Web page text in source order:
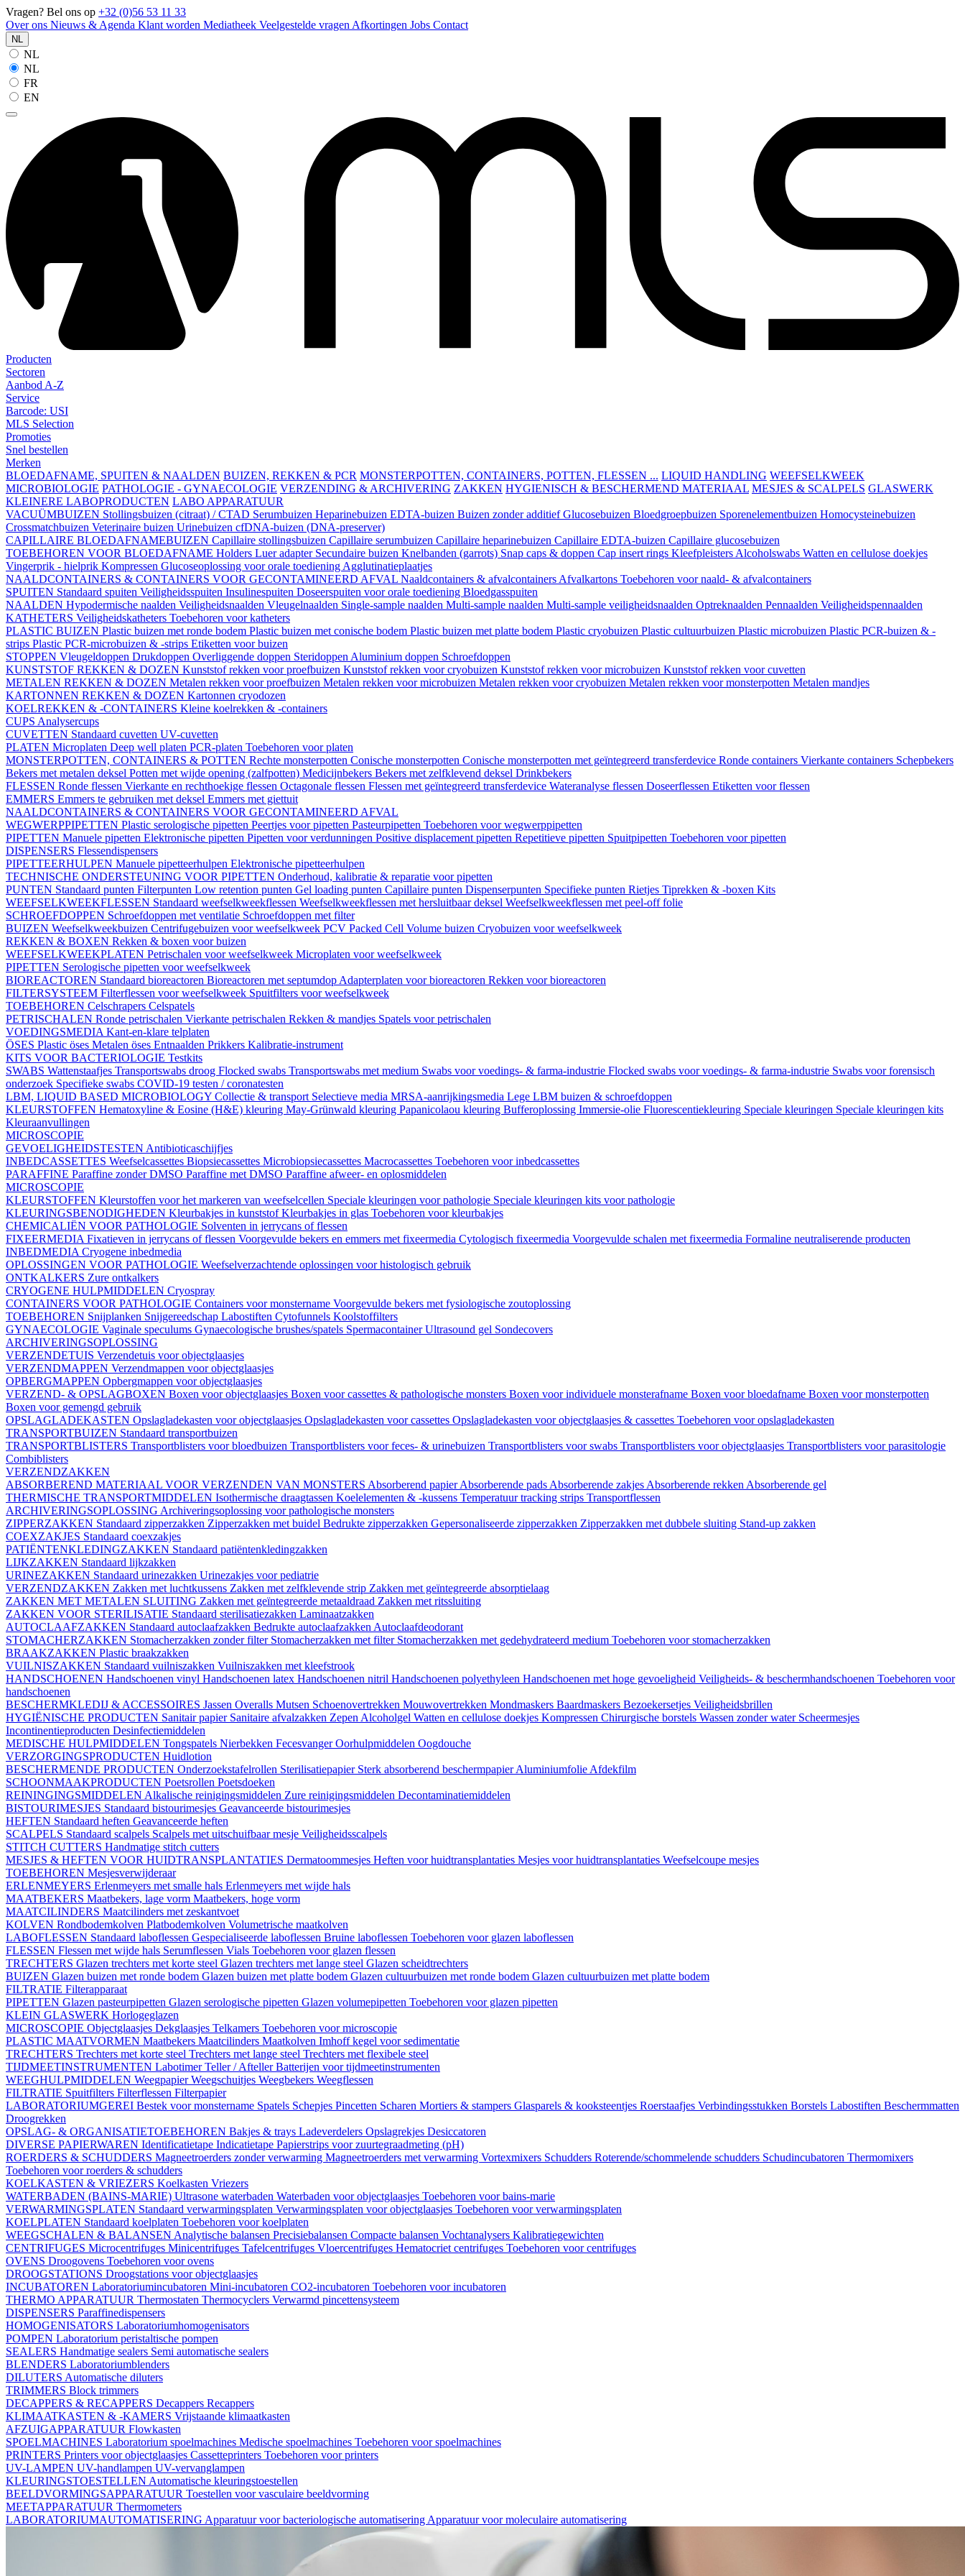
Vragen? Bel ons op +32 (0)56 53 11 33
Over ons Nieuws & Agenda Klant worden Mediatheek Veelgestelde vragen Afkortingen Jobs Contact
NL
NL
NL
FR
EN
Producten
Sectoren
Aanbod A-Z
Service
Barcode: USI
MLS Selection
Promoties
Snel bestellen
Merken
BLOEDAFNAME, SPUITEN & NAALDEN BUIZEN, REKKEN & PCR MONSTERPOTTEN, CONTAINERS, POTTEN, FLESSEN ... LIQUID HANDLING WEEFSELKWEEK
MICROBIOLOGIE PATHOLOGIE - GYNAECOLOGIE VERZENDING & ARCHIVERING ZAKKEN HYGIENISCH & BESCHERMEND MATERIAAL MESJES & SCALPELS GLASWERK
KLEINERE LABOPRODUCTEN LABO APPARATUUR
VACUÜMBUIZEN Stollingsbuizen (citraat) / CTAD Serumbuizen Heparinebuizen EDTA-buizen Buizen zonder additiefGlucosebuizen Bloedgroepbuizen Sporenelementbuizen Homocysteinebuizen
Crossmatchbuizen Veterinaire buizen Urinebuizen cfDNA-buizen (DNA-preserver)
CAPILLAIRE BLOEDAFNAMEBUIZEN Capillaire stollingsbuizen Capillaire serumbuizen Capillaire heparinebuizen Capillaire EDTA-buizen Capillaire glucosebuizen
TOEBEHOREN VOOR BLOEDAFNAME Holders Luer adapter Secundaire buizen Knelbanden (garrots) Snap caps & doppen Cap insert rings Kleefpleisters Alcoholswabs Watten en cellulose doekjes
Vingerprik - hielprik Kompressen Glucoseoplossing voor orale toediening Agglutinatieplaatjes
NAALDCONTAINERS & CONTAINERS VOOR GECONTAMINEERD AFVAL Naaldcontainers & afvalcontainers Afvalkartons Toebehoren voor naald- & afvalcontainers
SPUITEN Standaard spuiten Veiligheidsspuiten Insulinespuiten Doseerspuiten voor orale toediening Bloedgasspuiten
NAALDEN Hypodermische naalden Veiligheidsnaalden Vleugelnaalden Single-sample naalden Multi-sample naalden Multi-sample veiligheidsnaalden Optreknaalden Pennaalden Veiligheidspennaalden
KATHETERS Veiligheidskatheters Toebehoren voor katheters
PLASTIC BUIZEN Plastic buizen met ronde bodem Plastic buizen met conische bodem Plastic buizen met platte bodem Plastic cryobuizen Plastic cultuurbuizen Plastic microbuizen Plastic PCR-buizen & -
strips Plastic PCR-microbuizen & -strips Etiketten voor buizen
STOPPEN Vleugeldoppen Drukdoppen Overliggende doppen Steridoppen Aluminium doppen Schroefdoppen
KUNSTSTOF REKKEN & DOZEN Kunststof rekken voor proefbuizen Kunststof rekken voor cryobuizen Kunststof rekken voor microbuizen Kunststof rekken voor cuvetten
METALEN REKKEN & DOZEN Metalen rekken voor proefbuizen Metalen rekken voor microbuizen Metalen rekken voor cryobuizen Metalen rekken voor monsterpotten Metalen mandjes
KARTONNEN REKKEN & DOZEN Kartonnen cryodozen
KOELREKKEN & -CONTAINERS Kleine koelrekken & -containers
CUPS Analysercups
CUVETTEN Standaard cuvetten UV-cuvetten
PLATEN Microplaten Deep well platen PCR-platen Toebehoren voor platen
MONSTERPOTTEN, CONTAINERS & POTTEN Rechte monsterpotten Conische monsterpotten Conische monsterpotten met geïntegreerd transferdevice Ronde containers Vierkante containers Schepbekers
Bekers met metalen deksel Potten met wijde opening (zalfpotten) Medicijnbekers Bekers met zelfklevend deksel Drinkbekers
FLESSEN Ronde flessen Vierkante en rechthoekige flessen Octagonale flessen Flessen met geïntegreerd transferdevice Wateranalyse flessen Doseerflessen Etiketten voor flessen
EMMERS Emmers te gebruiken met deksel Emmers met giettuit
NAALDCONTAINERS & CONTAINERS VOOR GECONTAMINEERD AFVAL
WEGWERPPIPETTEN Plastic serologische pipetten Peertjes voor pipetten Pasteurpipetten Toebehoren voor wegwerppipetten
PIPETTEN Manuele pipetten Elektronische pipetten Pipetten voor verdunningen Positive displacement pipetten Repetitieve pipetten Spuitpipetten Toebehoren voor pipetten
DISPENSERS Flessendispensers
PIPETTEERHULPEN Manuele pipetteerhulpen Elektronische pipetteerhulpen
TECHNISCHE ONDERSTEUNING VOOR PIPETTEN Onderhoud, kalibratie & reparatie voor pipetten
PUNTEN Standaard punten Filterpunten Low retention punten Gel loading punten Capillaire punten Dispenserpunten Specifieke punten Rietjes Tiprekken & -boxen Kits
WEEFSELKWEEKFLESSEN Standaard weefselkweekflessen Weefselkweekflessen met hersluitbaar deksel Weefselkweekflessen met peel-off folie
SCHROEFDOPPEN Schroefdoppen met ventilatie Schroefdoppen met filter
BUIZEN Weefselkweekbuizen Centrifugebuizen voor weefselkweek PCV Packed Cell Volume buizen Cryobuizen voor weefselkweek
REKKEN & BOXEN Rekken & boxen voor buizen
WEEFSELKWEEKPLATEN Petrischalen voor weefselkweek Microplaten voor weefselkweek
PIPETTEN Serologische pipetten voor weefselkweek
BIOREACTOREN Standaard bioreactoren Bioreactoren met septumdop Adapterplaten voor bioreactoren Rekken voor bioreactoren
FILTERSYSTEEM Filterflessen voor weefselkweek Spuitfilters voor weefselkweek
TOEBEHOREN Celschrapers Celspatels
PETRISCHALEN Ronde petrischalen Vierkante petrischalen Rekken & mandjes Spatels voor petrischalen
VOEDINGSMEDIA Kant-en-klare telplaten
ÖSES Plastic öses Metalen öses Entnaalden Prikkers Kalibratie-instrument
KITS VOOR BACTERIOLOGIE Testkits
SWABS Wattenstaafjes Transportswabs droog Flocked swabs Transportswabs met medium Swabs voor voedings- & farma-industrie Flocked swabs voor voedings- & farma-industrie Swabs voor forensisch
onderzoek Specifieke swabs COVID-19 testen / coronatesten
LBM, LIQUID BASED MICROBIOLOGY Collectie & transport Selectieve media MRSA-aanrijkingsmedia Lege LBM buizen & schroefdoppen
KLEURSTOFFEN Hematoxyline & Eosine (H&E) kleuring May-Grünwald kleuring Papanicolaou kleuring Bufferoplossing Immersie-olie Fluorescentiekleuring Speciale kleuringen Speciale kleuringen kits
Kleuraanvullingen
MICROSCOPIE
GEVOELIGHEIDSTESTEN Antibioticaschijfjes
INBEDCASSETTES Weefselcassettes Biopsiecassettes Microbiopsiecassettes Macrocassettes Toebehoren voor inbedcassettes
PARAFFINE Paraffine zonder DMSO Paraffine met DMSO Paraffine afweer- en oplosmiddelen
MICROSCOPIE
KLEURSTOFFEN Kleurstoffen voor het markeren van weefselcellen Speciale kleuringen voor pathologie Speciale kleuringen kits voor pathologie
KLEURINGSBENODIGHEDEN Kleurbakjes in kunststofKleurbakjes in glas Toebehoren voor kleurbakjes
CHEMICALIËN VOOR PATHOLOGIE Solventen in jerrycans of flessen
FIXEERMEDIA Fixatieven in jerrycans of flessen Voorgevulde bekers en emmers met fixeermedia Cytologisch fixeermedia Voorgevulde schalen met fixeermedia Formaline neutraliserende producten
INBEDMEDIA Cryogene inbedmedia
OPLOSSINGEN VOOR PATHOLOGIE Weefselverzachtende oplossingen voor histologisch gebruik
ONTKALKERS Zure ontkalkers
CRYOGENE HULPMIDDELEN Cryospray
CONTAINERS VOOR PATHOLOGIE Containers voor monstername Voorgevulde bekers met fysiologische zoutoplossing
TOEBEHOREN Snijplanken Snijgereedschap Labostiften Cytofunnels Koolstoffilters
GYNAECOLOGIE Vaginale speculums Gynaecologische brushes/spatels SpermacontainerUltrasound gel Sondecovers
ARCHIVERINGSOPLOSSING
VERZENDETUIS Verzendetuis voor objectglaasjes
VERZENDMAPPEN Verzendmappen voor objectglaasjes
OPBERGMAPPEN Opbergmappen voor objectglaasjes
VERZEND- & OPSLAGBOXEN Boxen voor objectglaasjes Boxen voor cassettes & pathologische monsters Boxen voor individuele monsterafname Boxen voor bloedafname Boxen voor monsterpotten
Boxen voor gemengd gebruik
OPSLAGLADEKASTEN Opslagladekasten voor objectglaasjes Opslagladekasten voor cassettes Opslagladekasten voor objectglaasjes & cassettes Toebehoren voor opslagladekasten
TRANSPORTBUIZEN Standaard transportbuizen
TRANSPORTBLISTERS Transportblisters voor bloedbuizen Transportblisters voor feces- & urinebuizen Transportblisters voor swabs Transportblisters voor objectglaasjes Transportblisters voor parasitologie
Combiblisters
VERZENDZAKKEN
ABSORBEREND MATERIAAL VOOR VERZENDEN VAN MONSTERS Absorberend papierAbsorberende pads Absorberende zakjes Absorberende rekken Absorberende gel
THERMISCHE TRANSPORTMIDDELEN Isothermische draagtassen Koelelementen & -kussens Temperatuur tracking strips Transportflessen
ARCHIVERINGSOPLOSSING Archiveringsoplossing voor pathologische monsters
ZIPPERZAKKEN Standaard zipperzakken Zipperzakken met buidel Bedrukte zipperzakken Gepersonaliseerde zipperzakken Zipperzakken met dubbele sluiting Stand-up zakken
COEXZAKJES Standaard coexzakjes
PATIËNTENKLEDINGZAKKEN Standaard patiëntenkledingzakken
LIJKZAKKEN Standaard lijkzakken
URINEZAKKEN Standaard urinezakken Urinezakjes voor pediatrie
VERZENDZAKKEN Zakken met luchtkussens Zakken met zelfklevende strip Zakken met geïntegreerde absorptielaag
ZAKKEN MET METALEN SLUITING Zakken met geïntegreerde metaaldraad Zakken met ritssluiting
ZAKKEN VOOR STERILISATIE Standaard sterilisatiezakken Laminaatzakken
AUTOCLAAFZAKKEN Standaard autoclaafzakken Bedrukte autoclaafzakken Autoclaafdeodorant
STOMACHERZAKKEN Stomacherzakken zonder filter Stomacherzakken met filter Stomacherzakken met gedehydrateerd medium Toebehoren voor stomacherzakken
BRAAKZAKKEN Plastic braakzakken
VUILNISZAKKEN Standaard vuilniszakken Vuilniszakken met kleefstrook
HANDSCHOENEN Handschoenen vinyl Handschoenen latex Handschoenen nitril Handschoenen polyethyleen Handschoenen met hoge gevoeligheid Veiligheids- & beschermhandschoenen Toebehoren voor
handschoenen
BESCHERMKLEDIJ & ACCESSOIRES Jassen Overalls Mutsen Schoenovertrekken Mouwovertrekken Mondmaskers Baardmaskers Bezoekersetjes Veiligheidsbrillen
HYGIËNISCHE PRODUCTEN Sanitair papier Sanitaire afvalzakken Zepen Alcoholgel Watten en cellulose doekjes Kompressen Chirurgische borstels Wassen zonder water Scheermesjes
Incontinentieproducten Desinfectiemiddelen
MEDISCHE HULPMIDDELEN Tongspatels Nierbekken FecesvangerOorhulpmiddelen Oogdouche
VERZORGINGSPRODUCTEN Huidlotion
BESCHERMENDE PRODUCTEN Onderzoekstafelrollen Sterilisatiepapier Sterk absorberend beschermpapierAluminiumfolie Afdekfilm
SCHOONMAAKPRODUCTEN Poetsrollen Poetsdoeken
REININGINGSMIDDELEN Alkalische reinigingsmiddelen Zure reinigingsmiddelen Decontaminatiemiddelen
BISTOURIMESJES Standaard bistourimesjes Geavanceerde bistourimesjes
HEFTEN Standaard heften Geavanceerde heften
SCALPELS Standaard scalpels Scalpels met uitschuifbaar mesje Veiligheidsscalpels
STITCH CUTTERS Handmatige stitch cutters
MESJES & HEFTEN VOOR HUIDTRANSPLANTATIES Dermatoommesjes Heften voor huidtransplantaties Mesjes voor huidtransplantaties Weefselcoupe mesjes
TOEBEHOREN Mesjesverwijderaar
ERLENMEYERS Erlenmeyers met smalle hals Erlenmeyers met wijde hals
MAATBEKERS Maatbekers, lage vorm Maatbekers, hoge vorm
MAATCILINDERS Maatcilinders met zeskantvoet
KOLVEN Rondbodemkolven Platbodemkolven Volumetrische maatkolven
LABOFLESSEN Standaard laboflessen Gespecialiseerde laboflessen Bruine laboflessen Toebehoren voor glazen laboflessen
FLESSEN Flessen met wijde hals Serumflessen Vials Toebehoren voor glazen flessen
TRECHTERS Glazen trechters met korte steel Glazen trechters met lange steel Glazen scheidtrechters
BUIZEN Glazen buizen met ronde bodem Glazen buizen met platte bodem Glazen cultuurbuizen met ronde bodem Glazen cultuurbuizen met platte bodem
FILTRATIE Filterapparaat
PIPETTEN Glazen pasteurpipetten Glazen serologische pipetten Glazen volumepipetten Toebehoren voor glazen pipetten
KLEIN GLASWERK Horlogeglazen
MICROSCOPIE Objectglaasjes Dekglaasjes Telkamers Toebehoren voor microscopie
PLASTIC MAATVORMEN Maatbekers Maatcilinders Maatkolven Imhoff kegel voor sedimentatie
TRECHTERS Trechters met korte steel Trechters met lange steel Trechters met flexibele steel
TIJDMEETINSTRUMENTEN LabotimerTeller / AftellerBatterijen voor tijdmeetinstrumenten
WEEGHULPMIDDELEN WeegpapierWeegschuitjes Weegbekers Weegflessen
FILTRATIE Spuitfilters Filterflessen Filterpapier
LABORATORIUMGEREI Bestek voor monstername Spatels Schepjes Pincetten Scharen Mortiers & stampers Glasparels & kooksteentjes Roerstaafjes Verbindingsstukken Borstels Labostiften Beschermmatten
Droogrekken
OPSLAG- & ORGANISATIETOEBEHOREN Bakjes & trays Ladeverdelers Opslagrekjes Desiccatoren
DIVERSE PAPIERWAREN Identificatietape Indicatietape Papierstrips voor zuurtegraadmeting (pH)
ROERDERS & SCHUDDERS Magneetroerders zonder verwarming Magneetroerders met verwarming Vortexmixers Schudders Roterende/schommelende schudders Schudincubatoren Thermomixers
Toebehoren voor roerders & schudders
KOELKASTEN & VRIEZERS Koelkasten Vriezers
WATERBADEN (BAINS-MARIE) Ultrasone waterbaden Waterbaden voor objectglaasjes Toebehoren voor bains-marie
VERWARMINGSPLATEN Standaard verwarmingsplaten Verwarmingsplaten voor objectglaasjes Toebehoren voor verwarmingsplaten
KOELPLATEN Standaard koelplaten Toebehoren voor koelplaten
WEEGSCHALEN & BALANSEN Analytische balansen Precisiebalansen Compacte balansen Vochtanalysers Kalibratiegewichten
CENTRIFUGES Microcentrifuges Minicentrifuges Tafelcentrifuges Vloercentrifuges Hematocriet centrifuges Toebehoren voor centrifuges
OVENS Droogovens Toebehoren voor ovens
DROOGSTATIONS Droogstations voor objectglaasjes
INCUBATOREN Laboratoriumincubatoren Mini-incubatoren CO2-incubatoren Toebehoren voor incubatoren
THERMO APPARATUUR Thermostaten Thermocyclers Verwarmd pincettensysteem
DISPENSERS Paraffinedispensers
HOMOGENISATORS Laboratoriumhomogenisators
POMPEN Laboratorium peristaltische pompen
SEALERS Handmatige sealers Semi automatische sealers
BLENDERS Laboratoriumblenders
DILUTERS Automatische diluters
TRIMMERS Block trimmers
DECAPPERS & RECAPPERS Decappers Recappers
KLIMAATKASTEN & -KAMERS Vrijstaande klimaatkasten
AFZUIGAPPARATUUR Flowkasten
SPOELMACHINES Laboratorium spoelmachines Medische spoelmachines Toebehoren voor spoelmachines
PRINTERS Printers voor objectglaasjes Cassetteprinters Toebehoren voor printers
UV-LAMPEN UV-handlampen UV-vervanglampen
KLEURINGSTOESTELLEN Automatische kleuringstoestellen
BEELDVORMINGSAPPARATUUR Toestellen voor vasculaire beeldvorming
MEETAPPARATUUR Thermometers
LABORATORIUMAUTOMATISERING Apparatuur voor bacteriologische automatisering Apparatuur voor moleculaire automatisering